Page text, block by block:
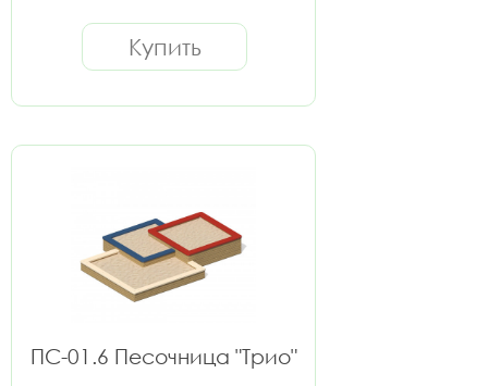
Купить
ПС-01.6 Песочница "Трио"